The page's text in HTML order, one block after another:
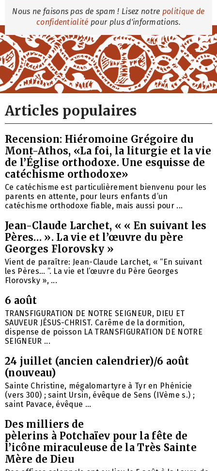
Nous ne faisons pas de spam ! Lisez notre politique de
confidentialité pour plus d'informations.
Articles populaires
Recension: Hiéromoine Grégoire du
Mont-Athos, «La foi, la liturgie et la vie
de l’Église orthodoxe. Une esquisse de
catéchisme orthodoxe»
Ce catéchisme est particulièrement bienvenu pour les
parents en attente, pour leurs enfants d’un
catéchisme orthodoxe fiable, mais aussi pour ...
Jean-Claude Larchet, « « En suivant les
Pères… ». La vie et l’œuvre du père
Georges Florovsky »
Vient de paraître: Jean-Claude Larchet, « “En suivant
les Pères… ”. La vie et l’œuvre du Père Georges
Florovsky », ...
6 août
TRANSFIGURATION DE NOTRE SEIGNEUR, DIEU ET
SAUVEUR JÉSUS-CHRIST. Carême de la dormition,
dispense de poisson LA TRANSFIGURATION DE NOTRE
SEIGNEUR ...
24 juillet (ancien calendrier)/6 août
(nouveau)
Sainte Christine, mégalomartyre à Tyr en Phénicie
(vers 300) ; saint Ursin, évêque de Sens (IVème s.) ;
saint Pavace, évêque ...
Des milliers de
pèlerins à Potchaïev pour la fête de
l’icône miraculeuse de la Très Sainte
Mère de Dieu